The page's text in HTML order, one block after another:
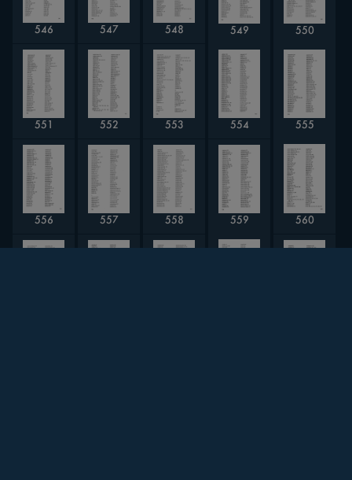
546 547 548 549 550
551 552 553 554 555
556 557 558 559 560